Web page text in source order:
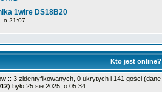
1wire DS18B20
o 21:07
Kto jest online?
:: 3 zidentyfikowanych, 0 ukrytych i 141 gości (dane
) było 25 sie 2025, o 05:34